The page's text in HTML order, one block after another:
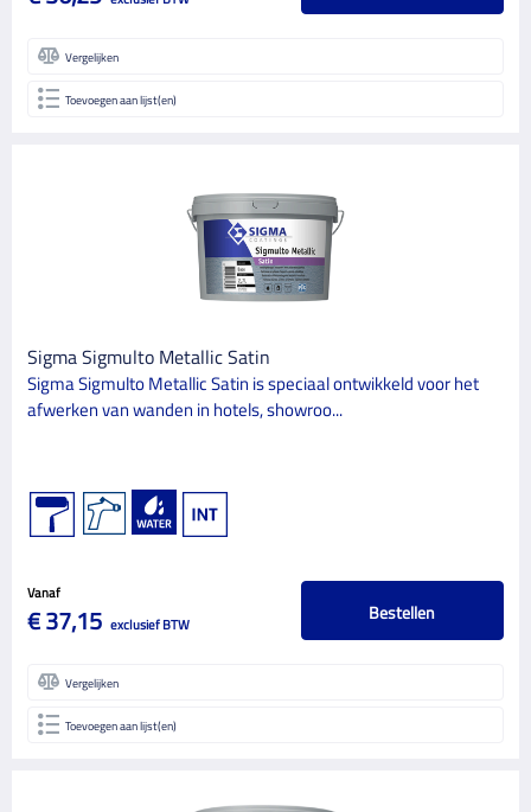
Vergelijken
Toevoegen aan lijst(en)
Sigma Sigmulto Metallic Satin
Sigma Sigmulto Metallic Satin is speciaal ontwikkeld voor het
afwerken van wanden in hotels, showroo...
Vanaf
€ 37,15 exclusief BTW Bestellen
Vergelijken
Toevoegen aan lijst(en)